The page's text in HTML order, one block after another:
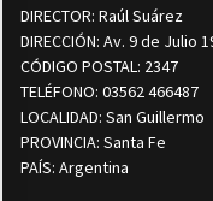
DIRECTOR: Raúl Suárez
DIRECCIÓN: Av. 9 de Julio
CÓDIGO POSTAL: 2347
TELÉFONO: 03562 466487
LOCALIDAD: San Guillermo
PROVINCIA: Santa Fe
PAÍS: Argentina